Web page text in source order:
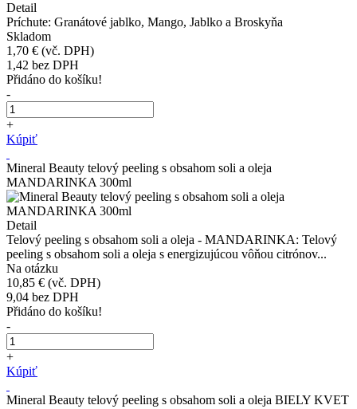
Detail
Príchute: Granátové jablko, Mango, Jablko a Broskyňa
Skladom
1,70 € (vč. DPH)
1,42 bez DPH
Přidáno do košíku!
-
+
Kúpiť
Mineral Beauty telový peeling s obsahom soli a oleja
MANDARINKA 300ml
Detail
Telový peeling s obsahom soli a oleja - MANDARINKA: Telový
peeling s obsahom soli a oleja s energizujúcou vôňou citrónov...
Na otázku
10,85 € (vč. DPH)
9,04 bez DPH
Přidáno do košíku!
-
+
Kúpiť
Mineral Beauty telový peeling s obsahom soli a oleja BIELY KVET